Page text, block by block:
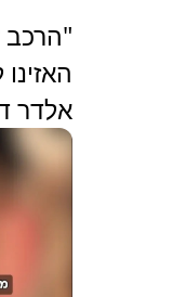
"הרכב
אלדר